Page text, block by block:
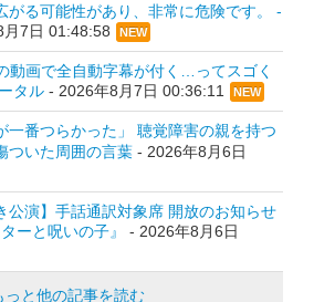
がる可能性があり、非常に危険です。 -
月7日 01:48:58 NEW
動画で全自動字幕が付く…ってスゴく
タル - 2026年8月7日 00:36:11 NEW
一番つらかった」 聴覚障害の親を持つ
ついた周囲の言葉 - 2026年8月6日
公演】手話通訳対象席 開放のお知らせ
ーと呪いの子』
- 2026年8月6日
っと他の記事を読む